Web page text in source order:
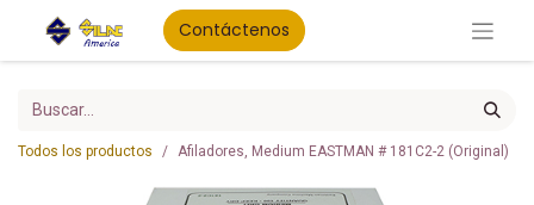
Contáctenos
Todos los productos Afiladores, Medium EASTMAN # 181C2-2 (Original)